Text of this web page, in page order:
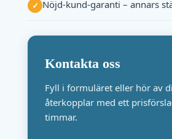
✓ Nöjd-kund-garanti – annars
Kontakta oss
Fyll i formuläret eller hör av
återkopplar med ett
timmar.